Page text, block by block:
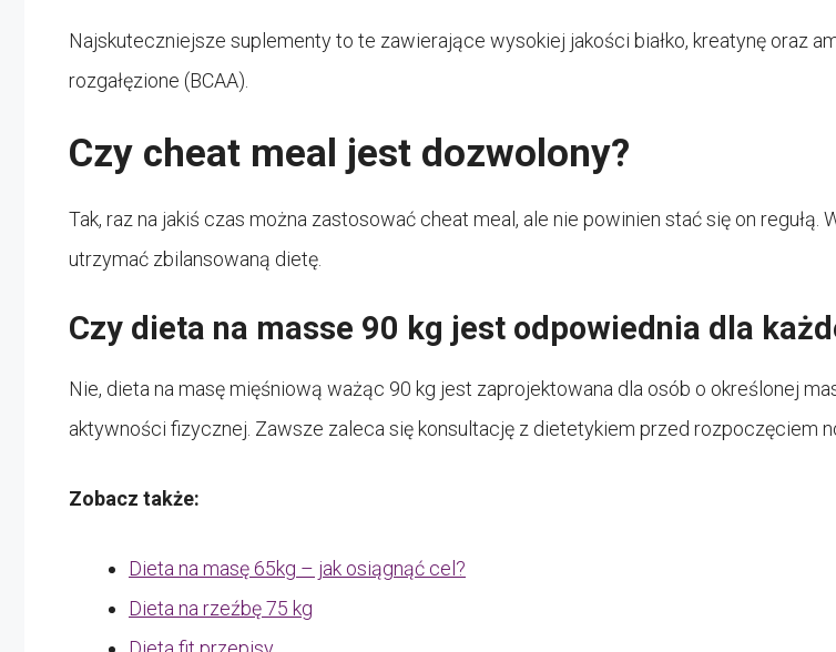
Najskuteczniejsze suplementy to te zawierające wysokiej jakości białko, kreatynę oraz
rozgałęzione (BCAA).
Czy cheat meal jest dozwolony?
Tak, raz na jakiś czas można zastosować cheat meal, ale nie powinien stać się on regułą.
utrzymać zbilansowaną dietę.
Czy dieta na masse 90 kg jest odpowiednia dla
Nie, dieta na masę mięśniową ważąc 90 kg jest zaprojektowana dla osób o określonej
aktywności fizycznej. Zawsze zaleca się konsultację z dietetykiem przed rozpoczęciem
Zobacz także:
Dieta na masę 65kg – jak osiągnąć cel?
Dieta na rzeźbę 75 kg